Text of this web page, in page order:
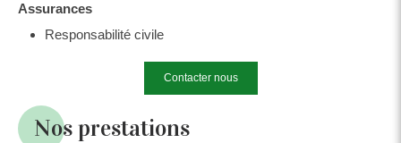
Assurances
Responsabilité civile
Contacter nous
Nos prestations